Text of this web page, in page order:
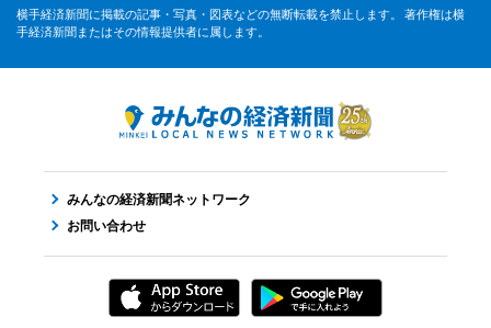
横手経済新聞に掲載の記事・写真・図表などの無断転載を禁止します。 著作権は横
手経済新聞またはその情報提供者に属します。
みんなの経済新聞ネットワーク
お問い合わせ